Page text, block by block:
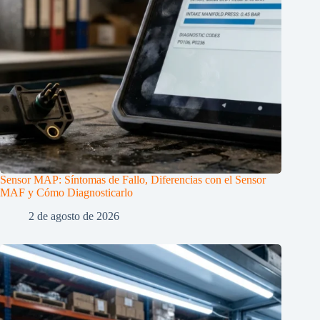
Sensor MAP: Síntomas de Fallo, Diferencias con el Sensor
MAF y Cómo Diagnosticarlo
2 de agosto de 2026